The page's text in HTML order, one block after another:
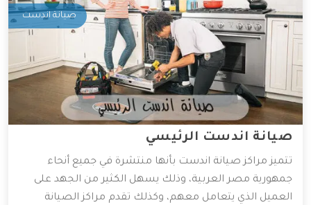
صيانة اندست
صيانة اندست الرئيسي
تتميز مراكز صيانة اندست بأنها منتشرة في جميع أنحاء
جمهورية مصر العربية، وذلك يسهل الكثير من الجهد على
العميل الذي يتعامل معهم، وكذلك تقدم مراكز الصيانة